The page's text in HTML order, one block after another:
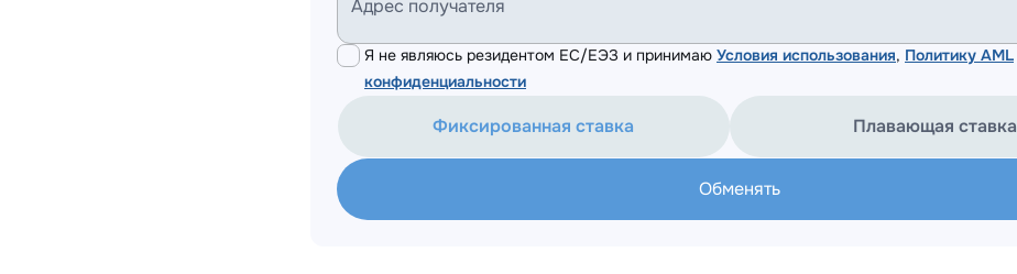
Адрес получателя
Я не являюсь резидентом ЕС/ЕЭЗ и принимаю Условия использования, Политику AML
конфиденциальности
Фиксированная ставка Плавающая ставка
Обменять